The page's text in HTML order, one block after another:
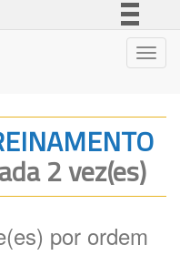
Legislação
Canais
2 vez(es)
por ordem